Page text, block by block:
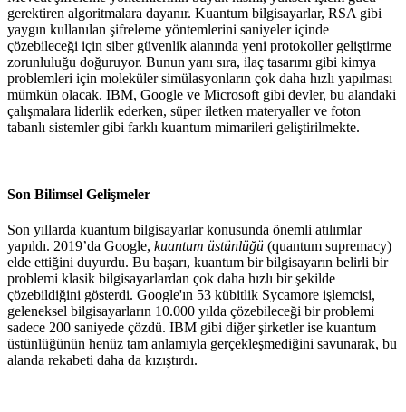
gerektiren algoritmalara dayanır. Kuantum bilgisayarlar, RSA gibi
yaygın kullanılan şifreleme yöntemlerini saniyeler içinde
çözebileceği için siber güvenlik alanında yeni protokoller geliştirme
zorunluluğu doğuruyor. Bunun yanı sıra, ilaç tasarımı gibi kimya
problemleri için moleküler simülasyonların çok daha hızlı yapılması
mümkün olacak. IBM, Google ve Microsoft gibi devler, bu alandaki
çalışmalara liderlik ederken, süper iletken materyaller ve foton
tabanlı sistemler gibi farklı kuantum mimarileri geliştirilmekte.
Son Bilimsel Gelişmeler
Son yıllarda kuantum bilgisayarlar konusunda önemli atılımlar
yapıldı. 2019’da Google, kuantum üstünlüğü (quantum supremacy)
elde ettiğini duyurdu. Bu başarı, kuantum bir bilgisayarın belirli bir
problemi klasik bilgisayarlardan çok daha hızlı bir şekilde
çözebildiğini gösterdi. Google'ın 53 kübitlik Sycamore işlemcisi,
geleneksel bilgisayarların 10.000 yılda çözebileceği bir problemi
sadece 200 saniyede çözdü. IBM gibi diğer şirketler ise kuantum
üstünlüğünün henüz tam anlamıyla gerçekleşmediğini savunarak, bu
alanda rekabeti daha da kızıştırdı.